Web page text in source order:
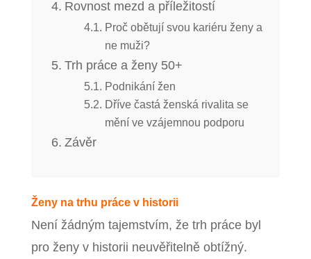
Rovnost mezd a příležitostí
Proč obětují svou kariéru ženy a
ne muži?
Trh práce a ženy 50+
Podnikání žen
Dříve častá ženská rivalita se
mění ve vzájemnou podporu
Závěr
Ženy na trhu práce v historii
Není žádným tajemstvím, že trh práce byl
pro ženy v historii neuvěřitelně obtížný.